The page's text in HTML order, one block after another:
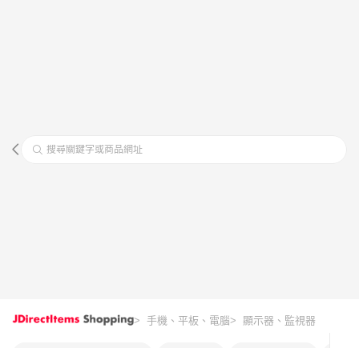
搜尋關鍵字或商品網址
> 手機、平板、電腦> 顯示器、監視器